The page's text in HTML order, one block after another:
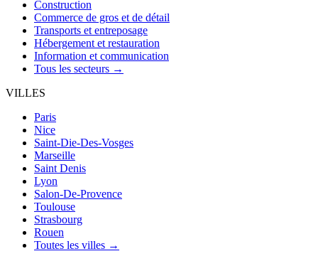
Construction
Commerce de gros et de détail
Transports et entreposage
Hébergement et restauration
Information et communication
Tous les secteurs →
VILLES
Paris
Nice
Saint-Die-Des-Vosges
Marseille
Saint Denis
Lyon
Salon-De-Provence
Toulouse
Strasbourg
Rouen
Toutes les villes →